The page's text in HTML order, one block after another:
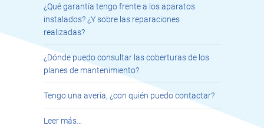
¿Qué garantía tengo frente a los aparatos
instalados? ¿Y sobre las reparaciones
realizadas?
¿Dónde puedo consultar las coberturas de los
planes de mantenimiento?
Tengo una avería, ¿con quién puedo contactar?
Leer más…